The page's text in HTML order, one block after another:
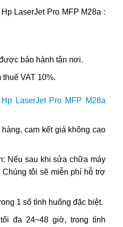
LaserJet Pro MFP M28a :
bảo hành tận nơi.
VAT 10%.
LaserJet Pro MFP M28a
cam kết giá không cao
Nếu sau khi sửa chữa máy
tôi sẽ miễn phí hỗ trợ
1 số tình huống đặc biệt.
đa 24~48 giờ, trong tình